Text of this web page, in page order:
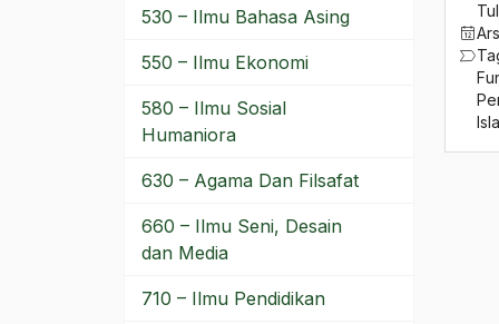
530 – Ilmu Bahasa Asing
550 – Ilmu Ekonomi
580 – Ilmu Sosial
Humaniora
630 – Agama Dan Filsafat
660 – Ilmu Seni, Desain
dan Media
710 – Ilmu Pendidikan
Formalisme Islam
formalitas beragama
Format Kepemimpinan
Kristiani
bait